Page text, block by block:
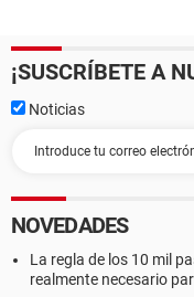
¡SUSCRÍBETE A
Noticias
NOVEDADES
La regla de los 10 mil
realmente necesario